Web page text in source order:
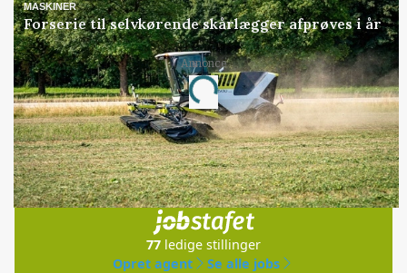
MASKINER
Forserie til selvkørende skårlægger afprøves i år
Annonce
Loading...
Jobs
i samarbejde med
77 ledige stillinger
Opret agent
Se alle jobs